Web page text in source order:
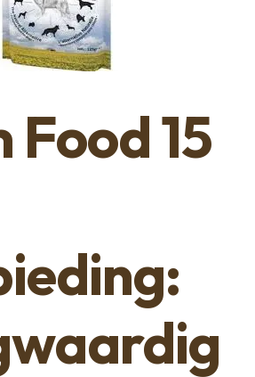
Food 15